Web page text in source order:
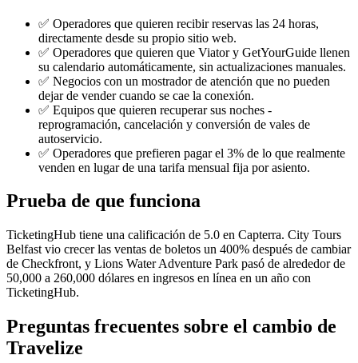
✅ Operadores que quieren recibir reservas las 24 horas,
directamente desde su propio sitio web.
✅ Operadores que quieren que Viator y GetYourGuide llenen
su calendario automáticamente, sin actualizaciones manuales.
✅ Negocios con un mostrador de atención que no pueden
dejar de vender cuando se cae la conexión.
✅ Equipos que quieren recuperar sus noches -
reprogramación, cancelación y conversión de vales de
autoservicio.
✅ Operadores que prefieren pagar el 3% de lo que realmente
venden en lugar de una tarifa mensual fija por asiento.
Prueba de que funciona
TicketingHub tiene una calificación de 5.0 en Capterra. City Tours
Belfast vio crecer las ventas de boletos un 400% después de cambiar
de Checkfront, y Lions Water Adventure Park pasó de alrededor de
50,000 a 260,000 dólares en ingresos en línea en un año con
TicketingHub.
Preguntas frecuentes sobre el cambio de
Travelize